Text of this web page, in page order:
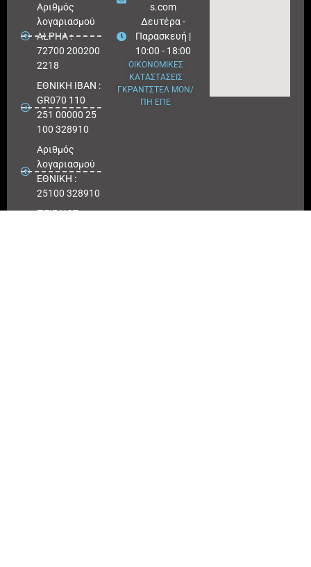
Aριθμός
λογαριασμού
ALPHA :
72700 200200
2218
ΕΘΝΙΚΗ ΙΒΑΝ :
GR070 110
251 00000 25
100 328910
Αριθμός
λογαριασμού
ΕΘΝΙΚΗ :
25100 328910
ΠΕΙΡΑΙΩΣ
s.com
Δευτέρα -
Παρασκευή |
10:00 - 18:00
ΟΙΚΟΝΟΜΙΚΕΣ
ΚΑΤΑΣΤΑΣΕΙΣ
ΓΚΡΑΝΤΣΤΕΛ ΜΟΝ/
ΠΗ ΕΠΕ